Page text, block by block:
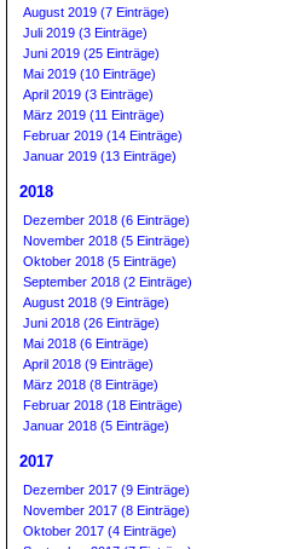
August 2019 (7 Einträge)
Juli 2019 (3 Einträge)
Juni 2019 (25 Einträge)
Mai 2019 (10 Einträge)
April 2019 (3 Einträge)
März 2019 (11 Einträge)
Februar 2019 (14 Einträge)
Januar 2019 (13 Einträge)
2018
Dezember 2018 (6 Einträge)
November 2018 (5 Einträge)
Oktober 2018 (5 Einträge)
September 2018 (2 Einträge)
August 2018 (9 Einträge)
Juni 2018 (26 Einträge)
Mai 2018 (6 Einträge)
April 2018 (9 Einträge)
März 2018 (8 Einträge)
Februar 2018 (18 Einträge)
Januar 2018 (5 Einträge)
2017
Dezember 2017 (9 Einträge)
November 2017 (8 Einträge)
Oktober 2017 (4 Einträge)